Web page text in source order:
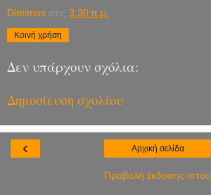
Dimitrios στις 3:30 π.μ.
Κοινή χρήση
Δεν υπάρχουν σχόλια:
Δημοσίευση σχολίου
‹ Αρχική σελίδα
Προβολή έκδοσης ιστού